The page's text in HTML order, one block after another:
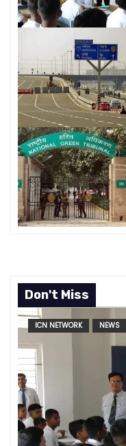
i
a
t
i
o
n
Don't Miss
ICN NETWORK NEWS